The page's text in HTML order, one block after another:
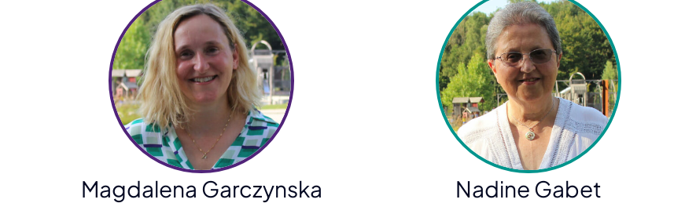
Magdalena Garczynska Nadine Gabet